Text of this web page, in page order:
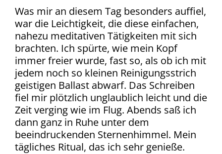
Was mir an diesem Tag besonders auffiel,
war die Leichtigkeit, die diese einfachen,
nahezu meditativen Tätigkeiten mit sich
brachten. Ich spürte, wie mein Kopf
immer freier wurde, fast so, als ob ich mit
jedem noch so kleinen Reinigungsstrich
geistigen Ballast abwarf. Das Schreiben
fiel mir plötzlich unglaublich leicht und die
Zeit verging wie im Flug. Abends saß ich
dann ganz in Ruhe unter dem
beeindruckenden Sternenhimmel. Mein
tägliches Ritual, das ich sehr genieße.